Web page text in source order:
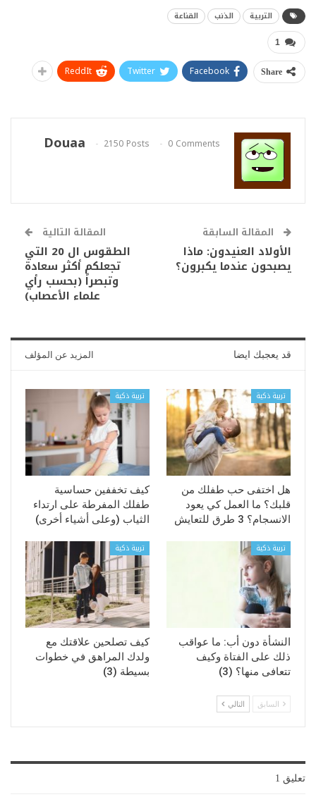
التربية الذنب القناعة
1
Share
Facebook
Twitter
ReddIt
Douaa 2150 Posts 0 Comments
المقالة السابقة
الأولاد العنيدون: ماذا
يصبحون عندما يكبرون؟
المقالة التالية
الطقوس ال 20 التي
تجعلكم أكثر سعادة
وتبصراً (بحسب رأي
علماء الأعصاب)
قد يعجبك ايضا المزيد عن المؤلف
تربية ذكية
هل اختفى حب طفلك من
قلبك؟ ما العمل كي يعود
الانسجام؟ 3 طرق للتعايش
تربية ذكية
كيف تخففين حساسية
طفلك المفرطة على ارتداء
الثياب (وعلى أشياء أخرى)
تربية ذكية
النشأة دون أب: ما عواقب
ذلك على الفتاة وكيف
تتعافى منها؟ (3)
تربية ذكية
كيف تصلحين علاقتك مع
ولدك المراهق في خطوات
بسيطة (3)
السابق التالي
تعليق 1